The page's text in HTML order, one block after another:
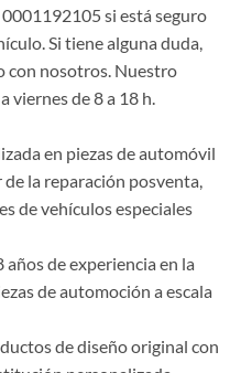
si está seguro
Si tiene alguna duda,
con nosotros. Nuestro
viernes de 8 a 18 h.
en piezas de automóvil
la reparación posventa,
de vehículos especiales
de experiencia en la
de automoción a escala
de diseño original con